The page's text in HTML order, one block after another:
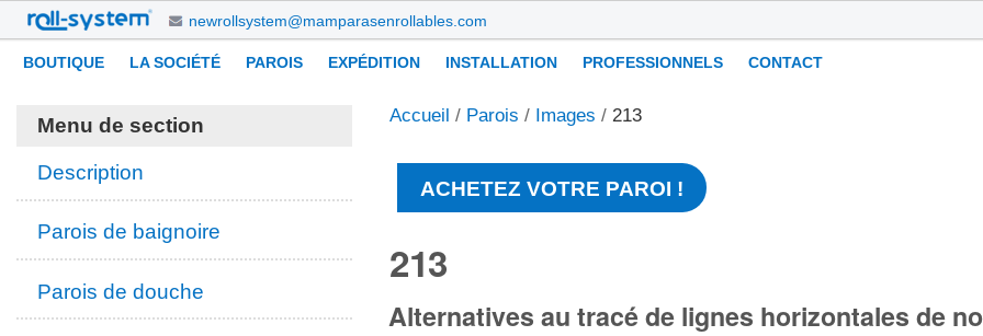
Aller
au
contenu.
Aller
navigation
newrollsystem@mamparasenrollables.com
Navigation
BOUTIQUE LA SOCIÉTÉ PAROIS EXPÉDITION INSTALLATION PROFESSIONNELS CONTACT
Outils
personnels
Accueil / Parois / Images /213
ACHETEZ VOTRE PAROI !
213
Alternatives au tracé de lignes horizontales de
Menu de section
Description
Parois de baignoire
Parois de douche